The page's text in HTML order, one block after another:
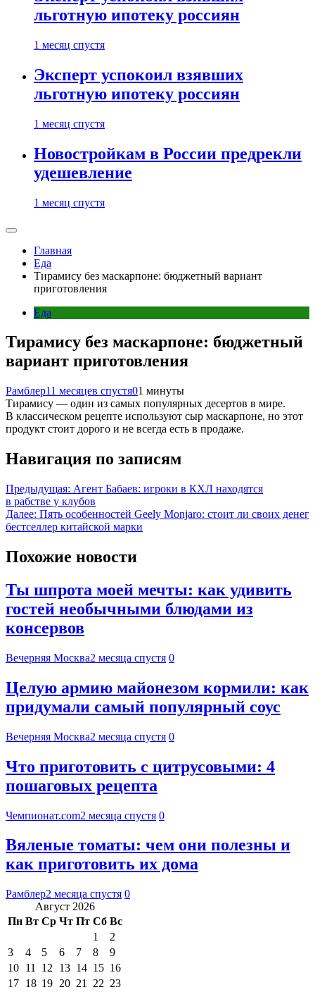
льготную ипотеку россиян
1 месяц спустя
Эксперт успокоил взявших
льготную ипотеку россиян
1 месяц спустя
Новостройкам в России предрекли
удешевление
1 месяц спустя
Главная
Еда
Тирамису без маскарпоне: бюджетный вариант
приготовления
Еда
Тирамису без маскарпоне: бюджетный
вариант приготовления
Рамблер11 месяцев спустя01 минуты
Тирамису — один из самых популярных десертов в мире.
В классическом рецепте используют сыр маскарпоне, но этот
продукт стоит дорого и не всегда есть в продаже.
Навигация по записям
Предыдущая: Агент Бабаев: игроки в КХЛ находятся
в рабстве у клубов
Далее: Пять особенностей Geely Monjaro: стоит ли своих денег
бестселлер китайской марки
Похожие новости
Ты шпрота моей мечты: как удивить
гостей необычными блюдами из
консервов
Вечерняя Москва2 месяца спустя 0
Целую армию майонезом кормили: как
придумали самый популярный соус
Вечерняя Москва2 месяца спустя 0
Что приготовить с цитрусовыми: 4
пошаговых рецепта
Чемпионат.com2 месяца спустя 0
Вяленые томаты: чем они полезны и
как приготовить их дома
Рамблер2 месяца спустя 0
Август 2026
Пн Вт Ср Чт Пт Сб Вс
1
2
3
4 5 6 7 8
9
10 11 12 13 14 15 16
17 18 19 20 21 22 23